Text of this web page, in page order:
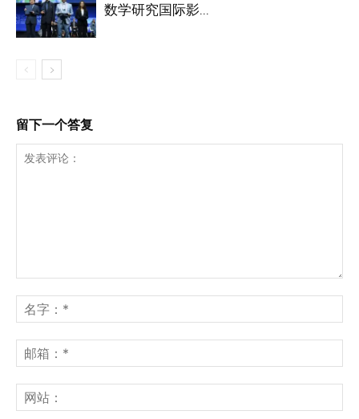
数学研究国际影...
留下一个答复